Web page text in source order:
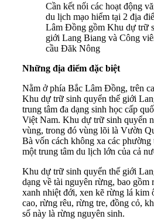
Cần kết nối các hoạt động
du lịch mạo hiểm tại 2 địa
Lâm Đồng gồm Khu dự trữ
giới Lang Biang và Công
cầu Đăk Nông
Những địa điểm đặc biệt
Nằm ở phía Bắc Lâm Đồng, trên
Khu dự trữ sinh quyển thế giới
trung tâm đa dạng sinh học cấp
Việt Nam. Khu dự trữ sinh quyển
vùng, trong đó vùng lõi là Vườn
Bà vốn cách không xa các
một trung tâm du lịch lớn của cả
Khu dự trữ sinh quyển thế giới
dạng về tài nguyên rừng, bao gồm
xanh nhiệt đới, xen kẽ rừng lá kim
cao, rừng rêu, rừng tre, đồng cỏ,
số này là rừng nguyên sinh.